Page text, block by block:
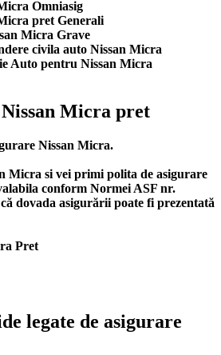
Omniasig
pret Generali
Micra Grave
civila auto Nissan Micra
Auto pentru Nissan Micra
Micra pret
Nissan Micra.
Micra si vei primi polita de asigurare
conform Normei ASF nr.
dovada asigurării poate fi prezentată
legate de asigurare